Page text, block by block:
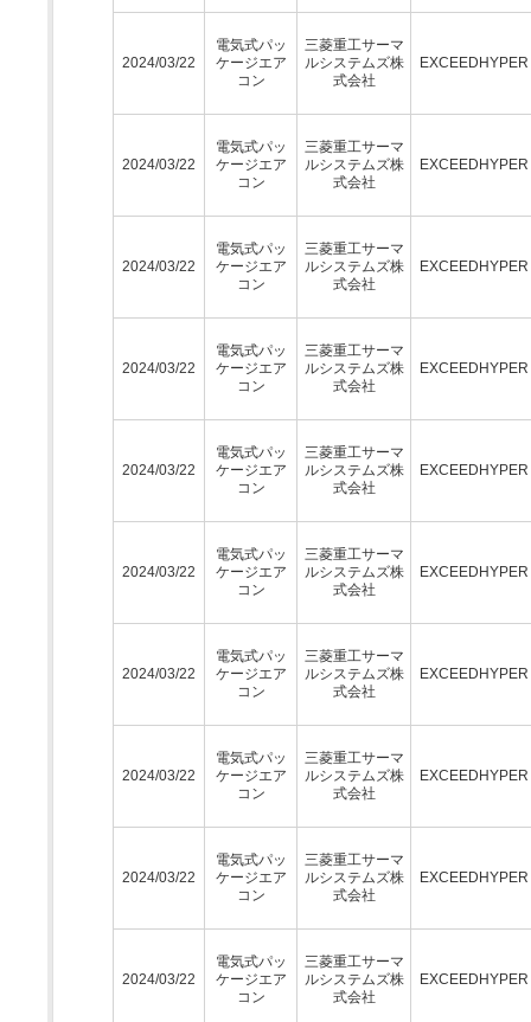
2024/03/22
電気式パッ
ケージエア
コン
三菱重工サーマ
ルシステムズ株
式会社
2024/03/22
電気式パッ
ケージエア
コン
三菱重工サーマ
ルシステムズ株
式会社
2024/03/22
電気式パッ
ケージエア
コン
三菱重工サーマ
ルシステムズ株
式会社
2024/03/22
電気式パッ
ケージエア
コン
三菱重工サーマ
ルシステムズ株
式会社
2024/03/22
電気式パッ
ケージエア
コン
三菱重工サーマ
ルシステムズ株
式会社
2024/03/22
電気式パッ
ケージエア
コン
三菱重工サーマ
ルシステムズ株
式会社
2024/03/22
電気式パッ
ケージエア
コン
三菱重工サーマ
ルシステムズ株
式会社
2024/03/22
電気式パッ
ケージエア
コン
三菱重工サーマ
ルシステムズ株
式会社
2024/03/22
電気式パッ
ケージエア
コン
三菱重工サーマ
ルシステムズ株
式会社
2024/03/22
電気式パッ
ケージエア
コン
三菱重工サーマ
ルシステムズ株
式会社